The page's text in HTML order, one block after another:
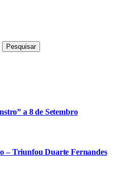
a 8 de Setembro
– Triunfou Duarte Fernandes